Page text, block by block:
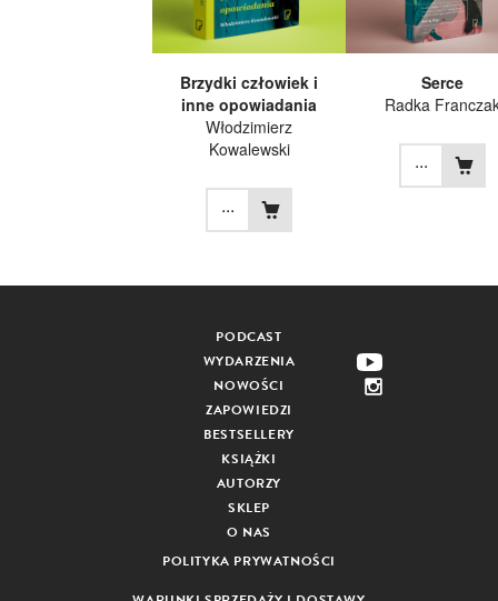
Brzydki człowiek i
inne opowiadania
Włodzimierz
Kowalewski
...
Serce
Radka
...
PODCAST
WYDARZENIA
NOWOŚCI
ZAPOWIEDZI
BESTSELLERY
KSIĄŻKI
AUTORZY
SKLEP
O NAS
POLITYKA PRYWATNOŚCI